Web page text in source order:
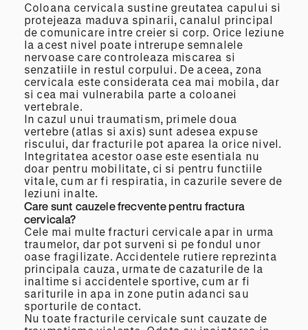
Coloana cervicala sustine greutatea capului si
protejeaza maduva spinarii, canalul principal
de comunicare intre creier si corp. Orice leziune
la acest nivel poate intrerupe semnalele
nervoase care controleaza miscarea si
senzatiile in restul corpului. De aceea, zona
cervicala este considerata cea mai mobila, dar
si cea mai vulnerabila parte a coloanei
vertebrale.
In cazul unui traumatism, primele doua
vertebre (atlas si axis) sunt adesea expuse
riscului, dar fracturile pot aparea la orice nivel.
Integritatea acestor oase este esentiala nu
doar pentru mobilitate, ci si pentru functiile
vitale, cum ar fi respiratia, in cazurile severe de
leziuni inalte.
Care sunt cauzele frecvente pentru fractura
cervicala?
Cele mai multe fracturi cervicale apar in urma
traumelor, dar pot surveni si pe fondul unor
oase fragilizate. Accidentele rutiere reprezinta
principala cauza, urmate de cazaturile de la
inaltime si accidentele sportive, cum ar fi
sariturile in apa in zone putin adanci sau
sporturile de contact.
Nu toate fracturile cervicale sunt cauzate de